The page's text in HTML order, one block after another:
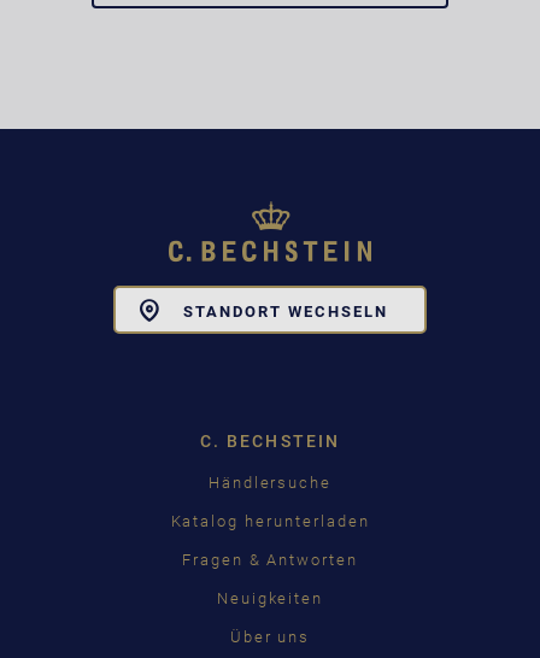
STANDORT WECHSELN
C. BECHSTEIN
Händlersuche
Katalog herunterladen
Fragen & Antworten
Neuigkeiten
Über uns